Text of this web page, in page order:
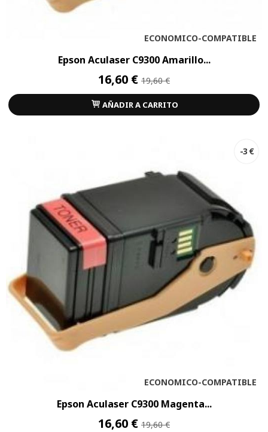
ECONOMICO-COMPATIBLE
Epson Aculaser C9300 Amarillo...
16,60 € 19,60 €
AÑADIR A CARRITO
ECONOMICO-COMPATIBLE
-3 €
Epson Aculaser C9300 Magenta...
16,60 € 19,60 €